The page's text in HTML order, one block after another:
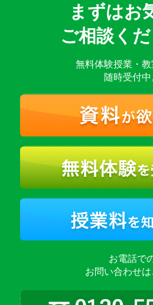
まずはお
ご相談くだ
無料体験授業・教
随時受付中
お電話で
お問い合わせ